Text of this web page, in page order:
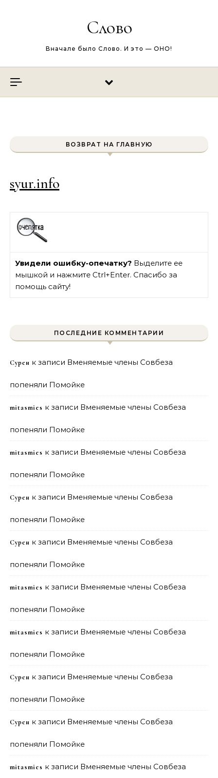
Слово
Вначале было Слово. И это — ОНО!
ВОЗВРАТ НА ГЛАВНУЮ
syur.info
Увидели ошибку-опечатку? Выделите ее
мышкой и нажмите Ctrl+Enter. Спасибо за
помощь сайту!
ПОСЛЕДНИЕ КОММЕНТАРИИ
Сурен к записи Вменяемые члены Совбеза
попеняли Помойке
mitasmies к записи Вменяемые члены Совбеза
попеняли Помойке
mitasmies к записи Вменяемые члены Совбеза
попеняли Помойке
Сурен к записи Вменяемые члены Совбеза
попеняли Помойке
Сурен к записи Вменяемые члены Совбеза
попеняли Помойке
mitasmies к записи Вменяемые члены Совбеза
попеняли Помойке
mitasmies к записи Вменяемые члены Совбеза
попеняли Помойке
Сурен к записи Вменяемые члены Совбеза
попеняли Помойке
Сурен к записи Вменяемые члены Совбеза
попеняли Помойке
mitasmies к записи Вменяемые члены Совбеза